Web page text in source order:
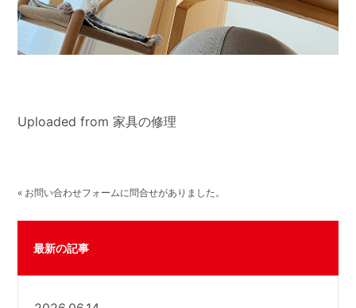
Uploaded from 家具の修理
« お問い合わせフォームに問合せがありました。
最新の記事